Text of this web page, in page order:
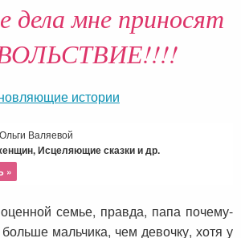
дела мне приносят
истории
Валяевой
Исцеляющие сказки и др.
»
семье, правда, папа почему-
мальчика, чем девочку, хотя у